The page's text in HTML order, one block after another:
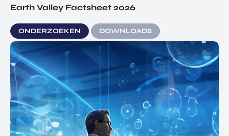
Earth Valley Factsheet 2026
ONDERZOEKEN DOWNLOADS